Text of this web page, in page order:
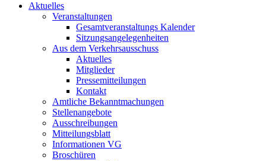
Aktuelles
Veranstaltungen
Gesamtveranstaltungs Kalender
Sitzungsangelegenheiten
Aus dem Verkehrsausschuss
Aktuelles
Mitglieder
Pressemitteilungen
Kontakt
Amtliche Bekanntmachungen
Stellenangebote
Ausschreibungen
Mitteilungsblatt
Informationen VG
Broschüren